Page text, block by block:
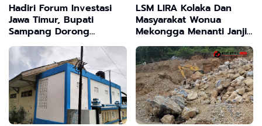
Hadiri Forum Investasi
Jawa Timur, Bupati
Sampang Dorong
Percepatan Ekonomi dan
Penciptaan Lapangan
Kerja
LSM LIRA Kolaka Dan
Masyarakat Wonua
Mekongga Menanti Janji
Janji PT.VALE Untuk
Bangun SMELTER Bukan
Sekedar Seremoni